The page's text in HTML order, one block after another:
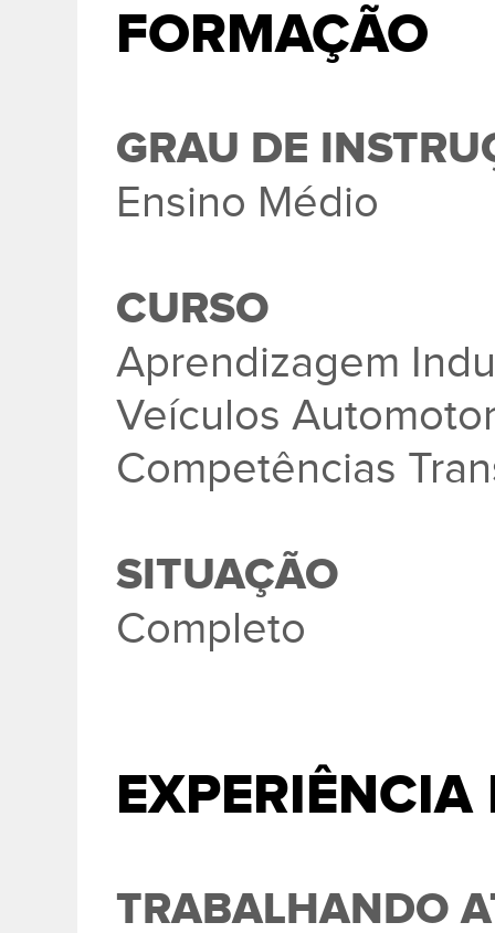
FORMAÇÃO
GRAU DE
Ensino Médio
CURSO
Aprendizagem
Veículos
Competências
SITUAÇÃO
Completo
TRABALHANDO